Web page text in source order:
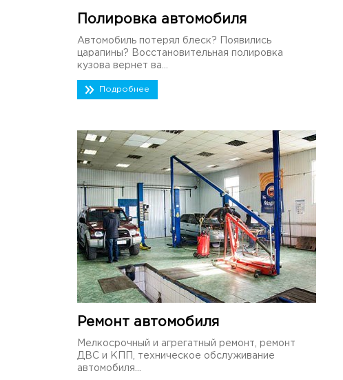
Полировка автомобиля
Автомобиль потерял блеск? Появились
царапины? Восстановительная полировка
кузова вернет ва...
Подробнее
Ремонт автомобиля
Мелкосрочный и агрегатный ремонт, ремонт
ДВС и КПП, техническое обслуживание
автомобиля...